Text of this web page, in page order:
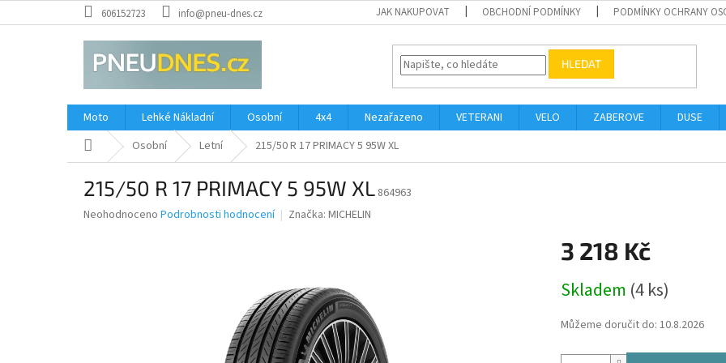
na
606152723 info@pneu-dnes.cz JAK NAKUPOVAT OBCHODNÍ PODMÍNKY PODMÍNKY OCHRANY
HLEDAT
Moto Lehké Nákladní Osobní 4x4 Nezařazeno VETERANI VELO ZABEROVE DUSE
Domů Osobní Letní 215/50 R 17 PRIMACY 5 95W XL
215/50 R 17 PRIMACY 5 95W XL 864963
Průměrné
Neohodnoceno Podrobnosti hodnocení Značka: MICHELIN
3 218 Kč
cena:
Skladem (4 ks)
Můžeme doručit do: 10.8.2026